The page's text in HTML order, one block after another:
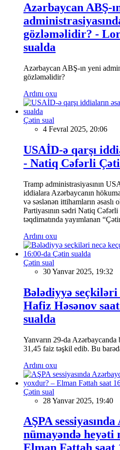
Azərbaycan ABŞ-
gözləməlidir? -
sualda
Azərbaycan ABŞ-ın yeni
gözləməlidir?
Ardını oxu
Çətin sual
4 Fevral 2025, 20:06
USAİD-ə qarşı
- Natiq Cəfərli
Tramp administrasiyasının
iddialara Azərbaycanın
və səslənən ittihamların əsaslı
Partiyasının sədri Natiq
təqdimatında yayımlanan
Ardını oxu
Çətin sual
30 Yanvar 2025, 19:32
Bələdiyyə seçkiləri
Hafiz Həsənov
sualda
Yanvarın 29-da
31,45 faiz təşkil edib. Bu
Ardını oxu
Çətin sual
28 Yanvar 2025, 19:40
AŞPA
nümayəndə heyəti